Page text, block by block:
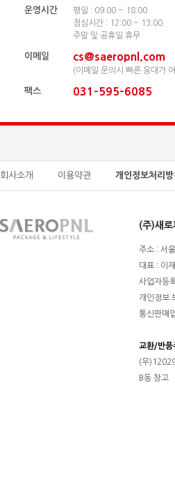
운영시간
평일 : 09:00 ~ 18:00
점심시간 : 12:00 ~ 13:00
주말 및 공휴일 휴무
이메일 cs@saeropnl.com
(이메일 문의시 빠른 응대가
팩스 031-595-6085
회사소개 이용약관 개인정보처리방
(주)새
주소 : 서
대표 : 이
사업자등
개인정보
통신판매
교환/반품
(우
B동 창고